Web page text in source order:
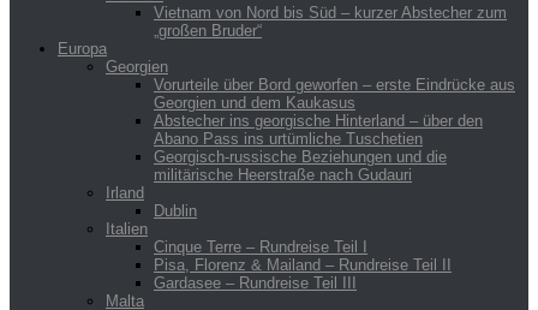
Vietnam von Nord bis Süd – kurzer Abstecher zum
„großen Bruder“
Europa
Georgien
Vorurteile über Bord geworfen – erste Eindrücke aus
Georgien und dem Kaukasus
Abstecher ins georgische Hinterland – über den
Abano Pass ins urtümliche Tuschetien
Georgisch-russische Beziehungen und die
militärische Heerstraße nach Gudauri
Irland
Dublin
Italien
Cinque Terre – Rundreise Teil I
Pisa, Florenz & Mailand – Rundreise Teil II
Gardasee – Rundreise Teil III
Malta